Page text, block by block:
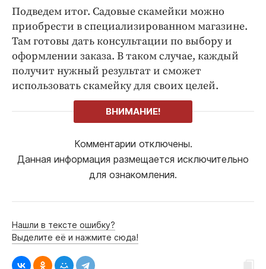
Подведем итог. Садовые скамейки можно
приобрести в специализированном магазине.
Там готовы дать консультации по выбору и
оформлении заказа. В таком случае, каждый
получит нужный результат и сможет
использовать скамейку для своих целей.
ВНИМАНИЕ!
Комментарии отключены.
Данная информация размещается исключительно
для ознакомления.
Нашли в тексте ошибку?
Выделите её и нажмите сюда!